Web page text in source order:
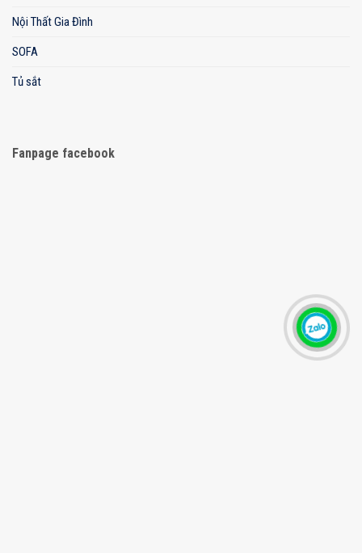
Nội Thất Gia Đình
SOFA
Tủ sắt
Fanpage facebook